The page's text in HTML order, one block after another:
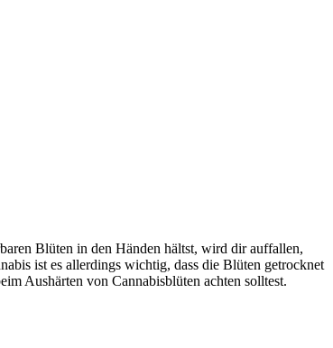
Blüten in den Händen hältst, wird dir auffallen,
ist es allerdings wichtig, dass die Blüten getrocknet
Aushärten von Cannabisblüten achten solltest.